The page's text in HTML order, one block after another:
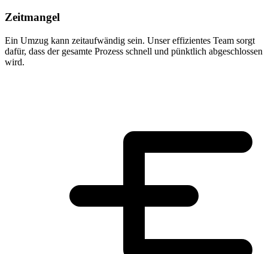
Zeitmangel
Ein Umzug kann zeitaufwändig sein. Unser effizientes Team sorgt
dafür, dass der gesamte Prozess schnell und pünktlich abgeschlossen
wird.